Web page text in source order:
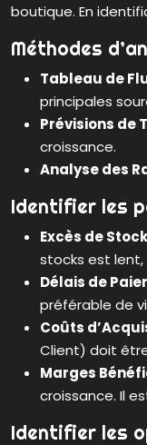
boutique. En
Méthodes
Tableau de
principales
Prévisions de
croissance.
Analyse des
Identifier les
Excès de
stocks est
Délais de
préférable de
Coûts
Client) doit
Marges
croissance. Il
Identifier les